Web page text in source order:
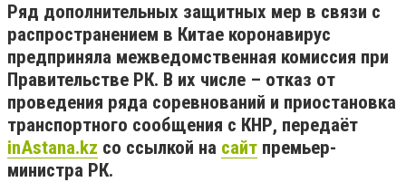
Ряд дополнительных защитных мер в связи с
распространением в Китае коронавирус
предприняла межведомственная комиссия при
Правительстве РК. В их числе – отказ от
проведения ряда соревнований и приостановка
транспортного сообщения с КНР, передаёт
inAstana.kz со ссылкой на сайт премьер-
министра РК.